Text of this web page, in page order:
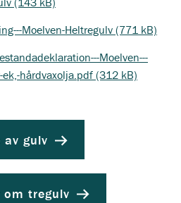
Moelven-Heltregulv (771 kB)
Moelven---
ek,-hårdvaxolja.pdf (312 kB)
av gulv
om tregulv